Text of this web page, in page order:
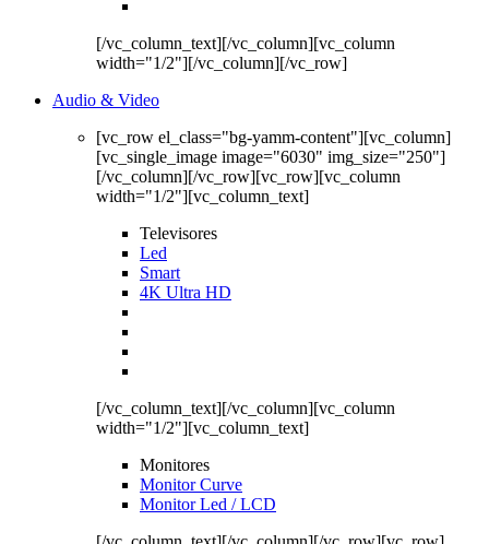
[/vc_column_text][/vc_column][vc_column
width="1/2"][/vc_column][/vc_row]
Audio & Video
[vc_row el_class="bg-yamm-content"][vc_column]
[vc_single_image image="6030" img_size="250"]
[/vc_column][/vc_row][vc_row][vc_column
width="1/2"][vc_column_text]
Televisores
Led
Smart
4K Ultra HD
[/vc_column_text][/vc_column][vc_column
width="1/2"][vc_column_text]
Monitores
Monitor Curve
Monitor Led / LCD